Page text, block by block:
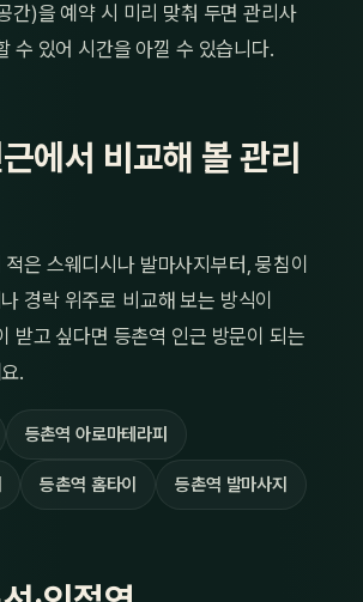
간)을 예약 시 미리 맞춰 두면 관리사
수 있어 시간을 아낄 수 있습니다.
에서 비교해 볼 관리
은 스웨디시나 발마사지부터, 뭉침이
경락 위주로 비교해 보는 방식이
받고 싶다면 등촌역 인근 방문이 되는
.
등촌역 아로마테라피
등촌역 홈타이 등촌역 발마사지